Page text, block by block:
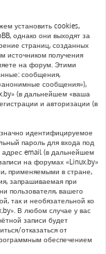
установить cookies,
однако они выходят за
страниц, созданных
источником получения
на форум. Этими
сообщения,
сообщения»),
(в дальнейшем «ваша
и авторизации (в
идентифицируемое
пароль для входа под
email (в дальнейшем
на форумах «Linux.by»
применяемыми в стране,
запрашиваемая при
пользователя, вашего
так и необязательной ко
В любом случае у вас
записи будет
отказаться от
обеспечением